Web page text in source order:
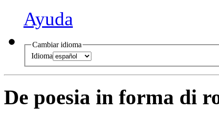
Ayuda
Cambiar idioma
Idioma
De poesia in forma di